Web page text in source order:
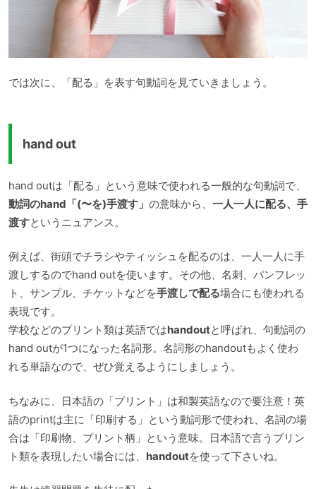
では次に、「配る」を表す句動詞を見ていきましょう。
hand out
hand outは「配る」という意味で使われる一般的な句動詞で、
動詞のhand「(〜を)手渡す」 の意味から、 一人一人に配る、手
渡すというニュアンス。
例えば、街頭でチラシやティッシュを配るのは、一人一人に手
渡しするのでhand outを使います。その他、名刺、パンフレッ
ト、サンプル、チケットなどを手渡しで配る場合にも使われる
表現です。
学校などのプリント類は英語ではhandoutと呼ばれ、句動詞の
hand outが1つになった名詞形。名詞形のhandoutもよく使わ
れる単語なので、ぜひ覚えるようにしましょう。
ちなみに、日本語の「プリント」は和製英語なので要注意！英
語のprintは主に「印刷する」という動詞形で使われ、名詞の場
合は「印刷物、プリント柄」という意味。日本語で言うブリン
ト類を表現したい場合には、 handoutを使って下さいね。